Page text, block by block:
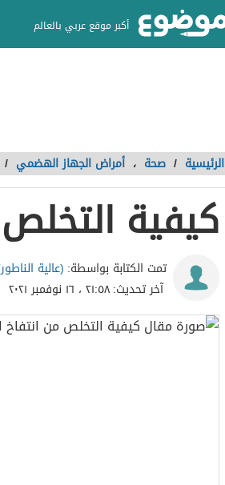
أكبر موقع عربي بالعالم
الرئيسية / صحة ، أمراض الجهاز الهضمي /
كيفية
تمت الكتابة بواسطة: (عالية
آخر تحديث:٢١:٥٨ ، ١٦ نوفمبر ٢٠٢١